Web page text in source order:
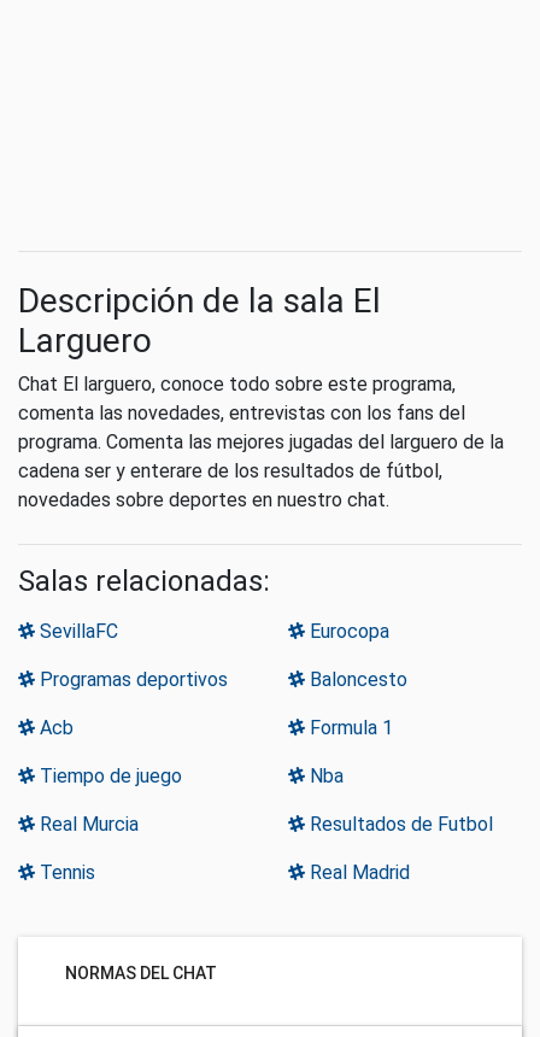
Descripción de la sala El
Larguero
Chat El larguero, conoce todo sobre este programa,
comenta las novedades, entrevistas con los fans del
programa. Comenta las mejores jugadas del larguero de la
cadena ser y enterare de los resultados de fútbol,
novedades sobre deportes en nuestro chat.
Salas relacionadas:
SevillaFC Eurocopa
Programas deportivos Baloncesto
Acb Formula 1
Tiempo de juego Nba
Real Murcia Resultados de Futbol
Tennis Real Madrid
NORMAS DEL CHAT